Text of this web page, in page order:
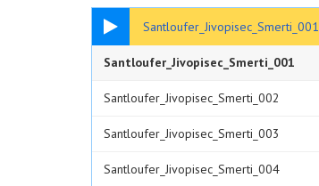
Santloufer_Jivopisec_Smerti_001
05:13
Santloufer_Jivopisec_Smerti_001
Santloufer_Jivopisec_Smerti_002
Santloufer_Jivopisec_Smerti_003
Santloufer_Jivopisec_Smerti_004